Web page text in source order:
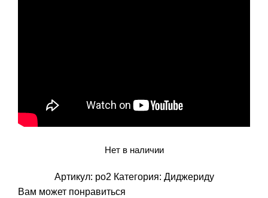
Нет в наличии
Артикул: po2 Категория: Диджериду
Вам может понравиться